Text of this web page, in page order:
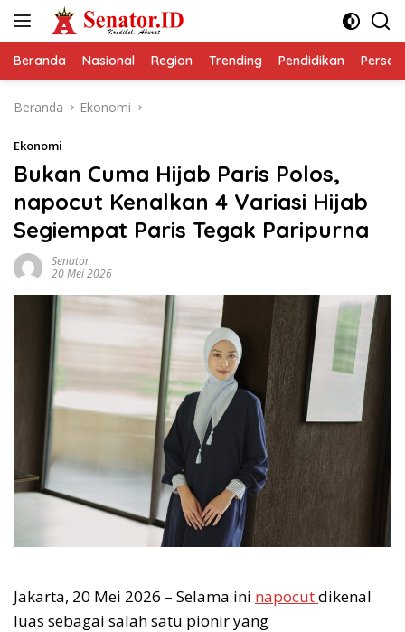
Beranda Nasional Region Trending Pendidikan
Beranda Ekonomi
Ekonomi
Bukan Cuma Hijab Paris Polos,
napocut Kenalkan 4 Variasi Hijab
Segiempat Paris Tegak Paripurna
Senator
20 Mei 2026
Jakarta, 20 Mei 2026 – Selama ini napocutdikenal
luas sebagai salah satu pionir yang